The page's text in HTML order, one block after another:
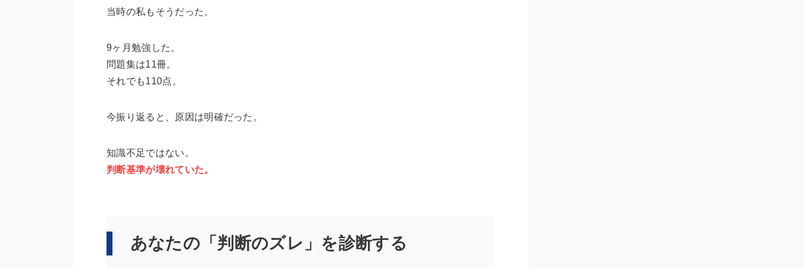
当時の私もそうだった。
9ヶ月勉強した。
問題集は11冊。
それでも110点。
今振り返ると、原因は明確だった。
知識不足ではない。
判断基準が壊れていた。
あなたの「判断のズレ」を診断する